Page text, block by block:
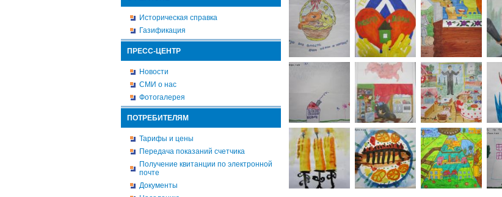
Историческая справка
Газификация
ПРЕСС-ЦЕНТР
Новости
СМИ о нас
Фотогалерея
ПОТРЕБИТЕЛЯМ
Тарифы и цены
Передача показаний счетчика
Получение квитанции по электронной
почте
Документы